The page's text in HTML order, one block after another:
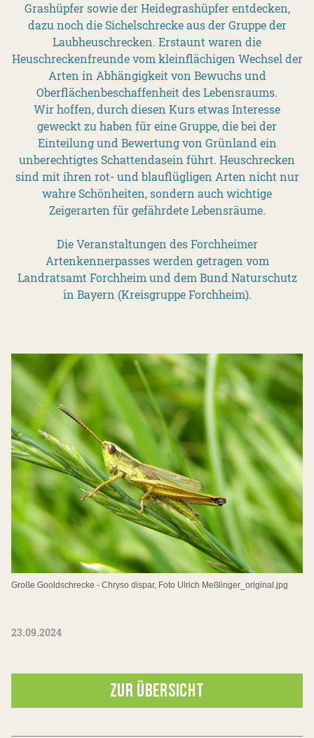
Grashüpfer sowie der Heidegrashüpfer entdecken,
dazu noch die Sichelschrecke aus der Gruppe der
Laubheuschrecken. Erstaunt waren die
Heuschreckenfreunde vom kleinflächigen Wechsel der
Arten in Abhängigkeit von Bewuchs und
Oberflächenbeschaffenheit des Lebensraums.
Wir hoffen, durch diesen Kurs etwas Interesse
geweckt zu haben für eine Gruppe, die bei der
Einteilung und Bewertung von Grünland ein
unberechtigtes Schattendasein führt. Heuschrecken
sind mit ihren rot- und blauflügligen Arten nicht nur
wahre Schönheiten, sondern auch wichtige
Zeigerarten für gefährdete Lebensräume.
Die Veranstaltungen des Forchheimer
Artenkennerpasses werden getragen vom
Landratsamt Forchheim und dem Bund Naturschutz
in Bayern (Kreisgruppe Forchheim).
Große Gooldschrecke - Chryso dispar, Foto Ulrich Meßlinger_original.jpg
23.09.2024
ZUR ÜBERSICHT